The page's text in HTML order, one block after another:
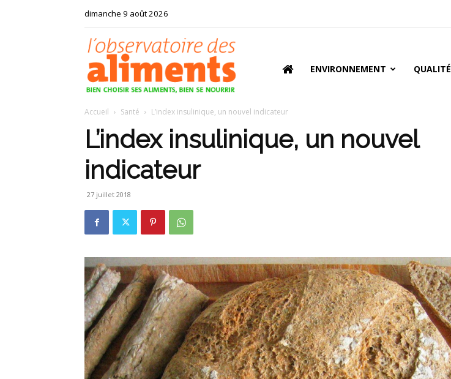
dimanche 9 août 2026
ENVIRONNEMENT QUALITÉ
Accueil Santé L’index insulinique, un nouvel indicateur
L’index insulinique, un nouvel
indicateur
27 juillet 2018